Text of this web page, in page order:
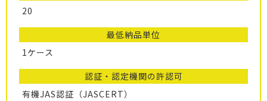
20
最低納品単位
1ケース
認証・認定機関の許認可
有機JAS認証（JASCERT）